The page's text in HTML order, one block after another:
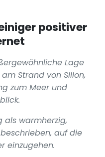
positiver
Lage
Strand von Sillon,
zum Meer und
als warmherzig,
auf die
einzugehen.